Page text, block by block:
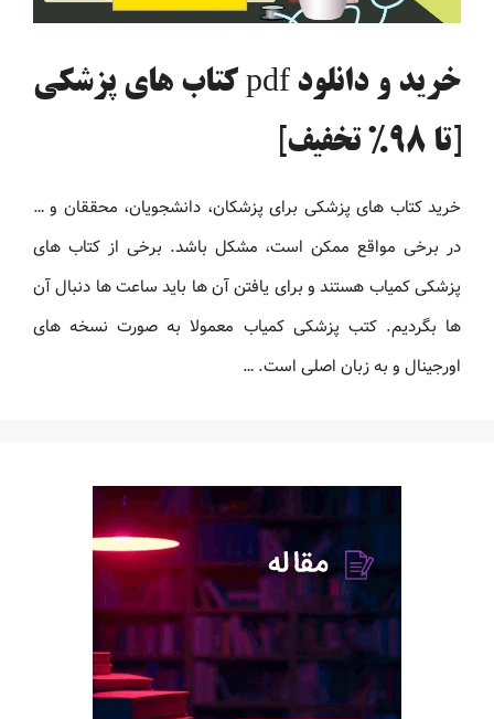
خرید و دانلود pdf کتاب های پزشکی
[تا 98% تخفیف]
خرید کتاب های پزشکی برای پزشکان، دانشجویان، محققان و …
در برخی مواقع ممکن است، مشکل باشد. برخی از کتاب های
پزشکی کمیاب هستند و برای یافتن آن ها باید ساعت ها دنبال آن
ها بگردیم. کتب پزشکی کمیاب معمولا به صورت نسخه های
اورجینال و به زبان اصلی است. …